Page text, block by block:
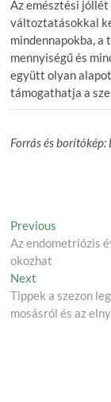
Az emésztési
változtatásokkal
mindennapokba, a
mennyiségű és
együtt olyan
támogathatja a
Forrás és borítókép:
Post
navigation
Previous
post:
Az endometriózis
okozhat
Next
post:
Tippek a szezon
mosásról és az